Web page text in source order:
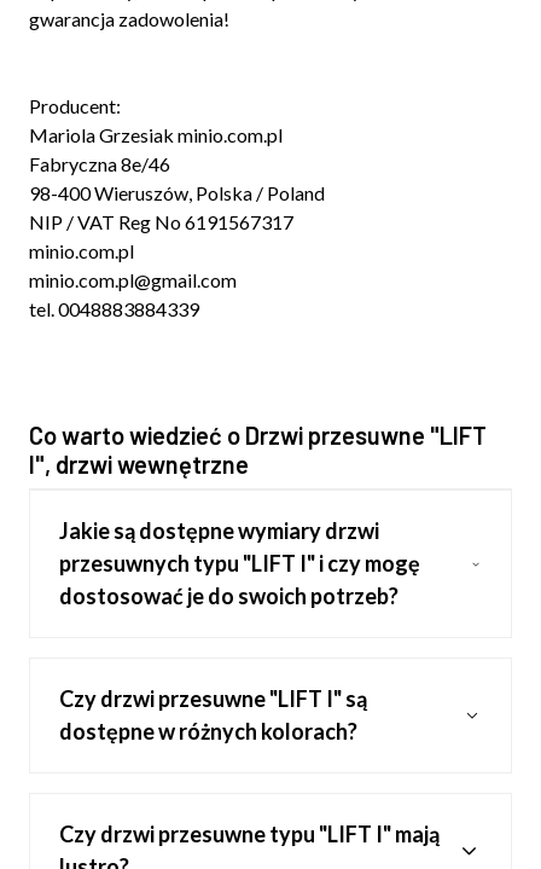
gwarancja zadowolenia!
Producent:
Mariola Grzesiak minio.com.pl
Fabryczna 8e/46
98-400 Wieruszów, Polska / Poland
NIP / VAT Reg No 6191567317
minio.com.pl
minio.com.pl@gmail.com
tel. 0048883884339
Co warto wiedzieć o Drzwi przesuwne "LIFT
I", drzwi wewnętrzne
Jakie są dostępne wymiary drzwi
przesuwnych typu "LIFT I" i czy mogę
dostosować je do swoich potrzeb?
Czy drzwi przesuwne "LIFT I" są
dostępne w różnych kolorach?
Czy drzwi przesuwne typu "LIFT I" mają